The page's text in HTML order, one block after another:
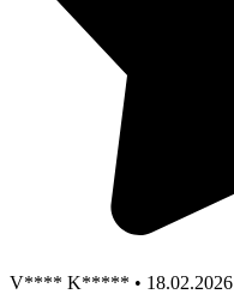
V**** K***** • 18.02.2026